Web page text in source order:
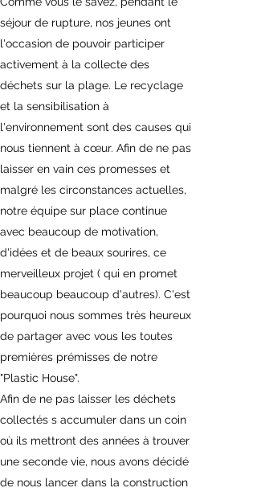
séjour de rupture, nos jeunes ont
l'occasion de pouvoir participer
activement à la collecte des
déchets sur la plage. Le recyclage
et la sensibilisation à
l'environnement sont des causes qui
nous tiennent à cœur. Afin de ne pas
laisser en vain ces promesses et
malgré les circonstances actuelles,
notre équipe sur place continue
avec beaucoup de motivation,
d'idées et de beaux sourires, ce
merveilleux projet ( qui en promet
beaucoup beaucoup d'autres). C'est
pourquoi nous sommes très heureux
de partager avec vous les toutes
premières prémisses de notre
"Plastic House".
Afin de ne pas laisser les déchets
collectés s accumuler dans un coin
où ils mettront des années à trouver
une seconde vie, nous avons décidé
de nous lancer dans la construction